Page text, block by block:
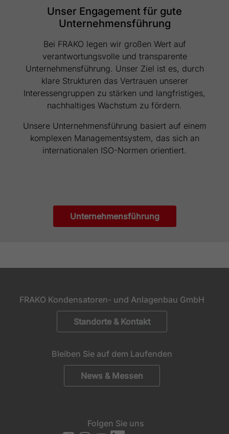
Unser Engagement für gute
Unternehmensführung
Bei FRAKO legen wir großen Wert auf
verantwortungsvolle und transparente
Unternehmensführung. Unser Ziel ist es, durch
klare Strukturen das Vertrauen unserer
Interessengruppen zu stärken und langfristiges,
nachhaltiges Wachstum zu fördern.
Unsere Unternehmensführung basiert auf einem
komplexen Managementsystem, das sich an
internationalen ISO-Normen orientiert.
Unternehmensführung
FRAKO Kondensatoren- und Anlagenbau GmbH
Standorte & Kontakt
Bleiben Sie auf dem Laufenden
News & Messen
Folgen Sie uns